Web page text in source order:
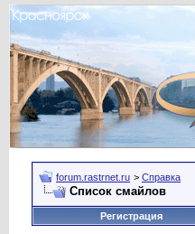
forum.rastrnet.ru > Справка
Список смайлов
Регистрация